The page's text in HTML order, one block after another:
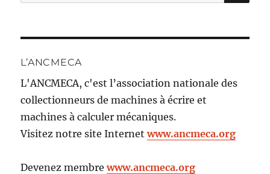
pour :
L’ANCMECA
L'ANCMECA, c'est l’association nationale des
collectionneurs de machines à écrire et
machines à calculer mécaniques.
Visitez notre site Internetwww.ancmeca.org
Devenez membrewww.ancmeca.org